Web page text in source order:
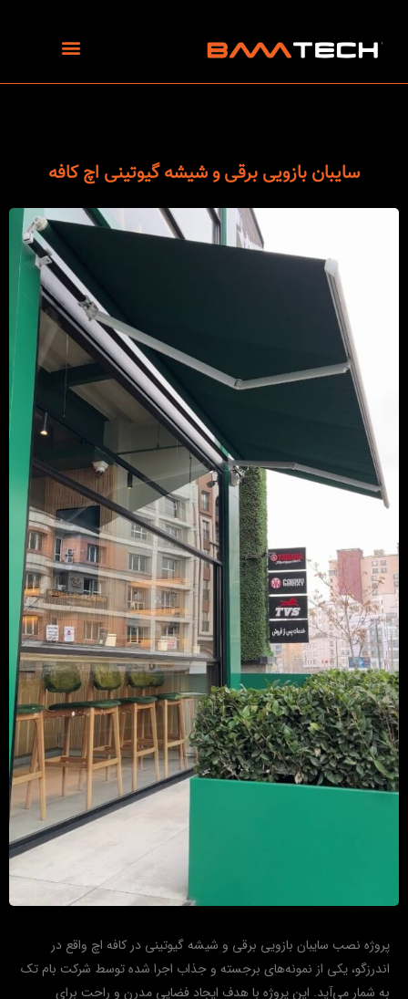
سایبان بازویی برقی و شیشه‌ گیوتینی اچ کافه
پروژه نصب سایبان بازویی برقی و شیشه گیوتینی در کافه اچ واقع در
اندرزگو، یکی از نمونه‌های برجسته و جذاب اجرا شده توسط شرکت بام تک
به شمار می‌آید. این پروژه با هدف ایجاد فضایی مدرن و راحت برای